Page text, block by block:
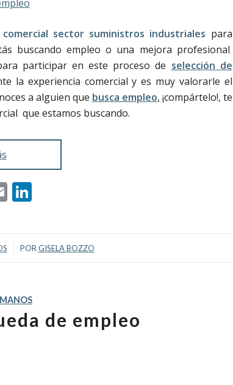
comercial sector suministros industriales para
buscando empleo o una mejora profesional
participar en este proceso de selección de
la experiencia comercial y es muy valorarle el
a alguien que busca empleo, ¡compártelo!, te
que estamos buscando.
Email
POR GISELA BOZZO
de empleo